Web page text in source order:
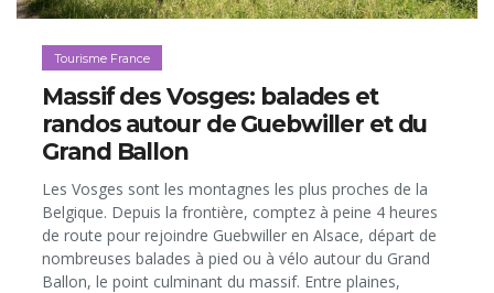
Tourisme France
Massif des Vosges: balades et
randos autour de Guebwiller et du
Grand Ballon
Les Vosges sont les montagnes les plus proches de la
Belgique. Depuis la frontière, comptez à peine 4 heures
de route pour rejoindre Guebwiller en Alsace, départ de
nombreuses balades à pied ou à vélo autour du Grand
Ballon, le point culminant du massif. Entre plaines,